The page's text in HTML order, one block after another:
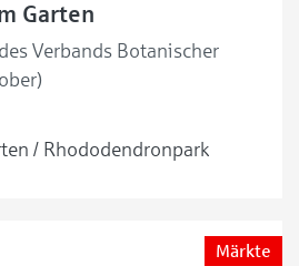
Garten
Verbands Botanischer
/ Rhododendronpark
Märkte